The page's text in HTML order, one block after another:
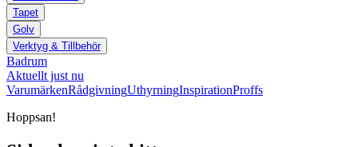
Tapet
Golv
Verktyg & Tillbehör
Badrum
Aktuellt just nu
VarumärkenRådgivningUthyrningInspirationProffs
Hoppsan!